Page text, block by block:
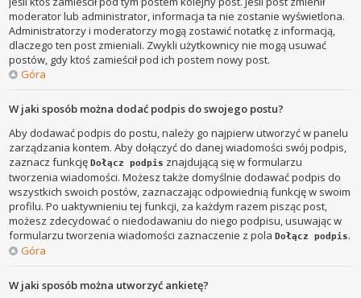
moderator lub administrator, informacja ta nie zostanie wyświetlona.
Administratorzy i moderatorzy mogą zostawić notatkę z informacją,
dlaczego ten post zmieniali. Zwykli użytkownicy nie mogą usuwać
postów, gdy ktoś zamieścił pod ich postem nowy post.
Góra
W jaki sposób można dodać podpis do swojego postu?
Aby dodawać podpis do postu, należy go najpierw utworzyć w panelu
zarządzania kontem. Aby dołączyć do danej wiadomości swój podpis,
zaznacz funkcjęDołącz podpis znajdującą się w formularzu
tworzenia wiadomości. Możesz także domyślnie dodawać podpis do
wszystkich swoich postów, zaznaczając odpowiednią funkcję w swoim
profilu. Po uaktywnieniu tej funkcji, za każdym razem pisząc post,
możesz zdecydować o niedodawaniu do niego podpisu, usuwając w
formularzu tworzenia wiadomości zaznaczenie z polaDołącz podpis.
Góra
W jaki sposób można utworzyć ankietę?